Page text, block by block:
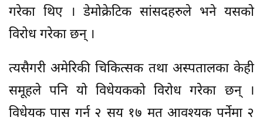
गरेका थिए । डेमोक्रेटिक सांसदहरुले भने यसको
विरोध गरेका छन् ।
त्यसैगरी अमेरिकी चिकित्सक तथा अस्पतालका केही
समूहले पनि यो विधेयकको विरोध गरेका छन् ।
विधेयक पास गर्न २ सय १७ मत आवश्यक पर्नेमा २